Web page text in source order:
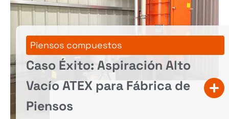
Piensos compuestos
Caso Éxito: Aspiración Alto
Vacío ATEX para Fábrica de
Piensos